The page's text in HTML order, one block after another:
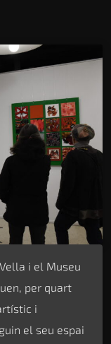
i el Museu
per quart
i
el seu espai